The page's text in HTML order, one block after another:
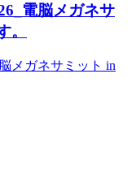
電脳メガネサ
。
メガネサミット in